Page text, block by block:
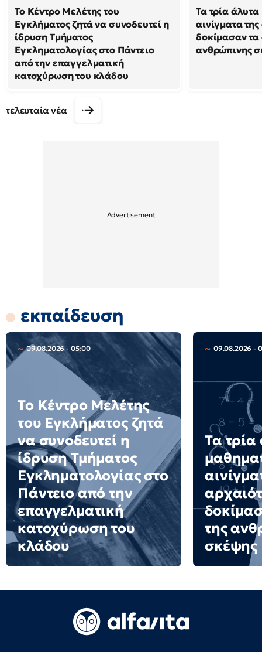
Το Κέντρο Μελέτης του
Εγκλήματος ζητά να συνοδευτεί η
ίδρυση Τμήματος
Εγκληματολογίας στο Πάντειο
από την επαγγελματική
κατοχύρωση του κλάδου
Τα τρία
αινίγματα
δοκίμασαν τα
ανθρώπινης
τελευταία νέα
εκπαίδευση
09.08.2026 - 05:00
Το Κέντρο Μελέτης
του Εγκλήματος ζητά
να συνοδευτεί η
ίδρυση Τμήματος
Εγκληματολογίας στο
Πάντειο από την
επαγγελματική
κατοχύρωση του
κλάδου
09.08.2026 -
Τα τρία
της
σκέψης